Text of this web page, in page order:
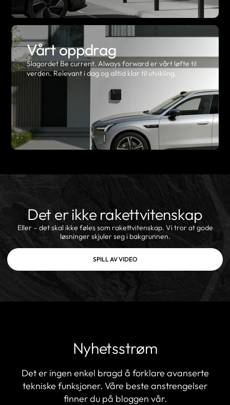
Vårt oppdrag
Slagordet Be current. Always forward er vårt løfte til
verden. Relevant i dag og alltid klar til utvikling.
Det er ikke rakettvitenskap
Eller – det skal ikke føles som rakettvitenskap. Vi tror at gode
løsninger skjuler seg i bakgrunnen.
SPILL AV VIDEO
Nyhetsstrøm
Det er ingen enkel bragd å forklare avanserte
tekniske funksjoner. Våre beste anstrengelser
finner du på bloggen vår.